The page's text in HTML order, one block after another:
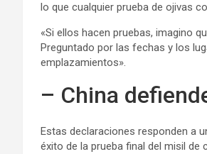
lo que cualquier prueba de ojivas
«Si ellos hacen pruebas, imagino
Preguntado por las fechas y los
emplazamientos».
– China
Estas declaraciones responden a
éxito de la prueba final del misil de